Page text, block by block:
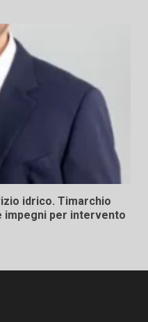
idrico. Timarchio
impegni per intervento